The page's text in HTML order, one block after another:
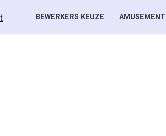
BEWERKERS KEUZE AMUSEMENT